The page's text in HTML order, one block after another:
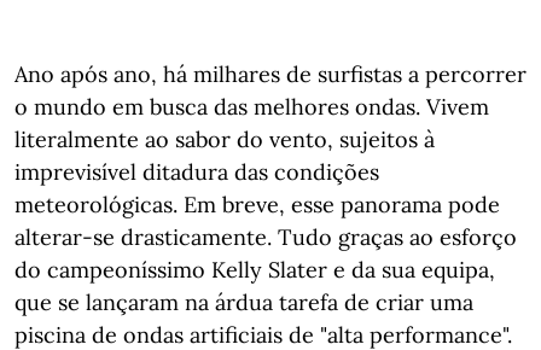
Ano após ano, há milhares de surfistas a percorrer
o mundo em busca das melhores ondas. Vivem
literalmente ao sabor do vento, sujeitos à
imprevisível ditadura das condições
meteorológicas. Em breve, esse panorama pode
alterar-se drasticamente. Tudo graças ao esforço
do campeoníssimo Kelly Slater e da sua equipa,
que se lançaram na árdua tarefa de criar uma
piscina de ondas artificiais de "alta performance".